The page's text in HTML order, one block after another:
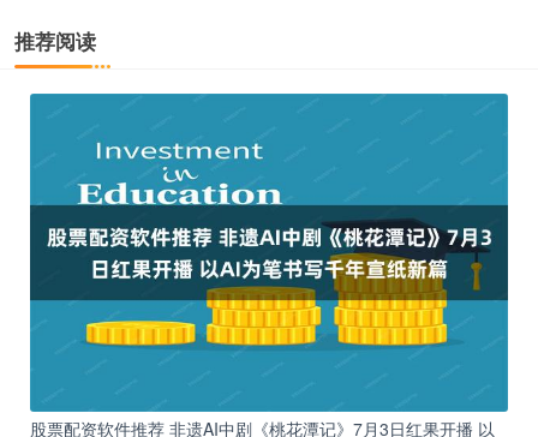
推荐阅读
股票配资软件推荐 非遗AI中剧《桃花潭记》7月3日红果开播 以